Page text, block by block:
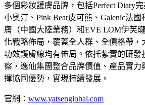
多個彩妝護膚品牌，包括Perfect Diary
小奧汀、Pink Bear皮可熊、Galenic法
膚（中國大陸業務）和EVE LOM伊芙
化戰略佈局，覆蓋全人群、全價格帶，
功效護膚線均有佈局。依托紮實的研發
察， 逸仙集團整合品牌價值、產品實力
揮協同優勢，實現持續發展。
官網： www.yatsenglobal.com